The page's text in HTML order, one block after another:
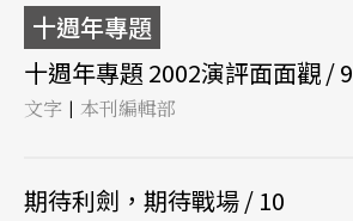
十週年專題
十週年專題 2002演評面面觀 / 9
文字 | 本刊編輯部
期待利劍，期待戰場 / 10